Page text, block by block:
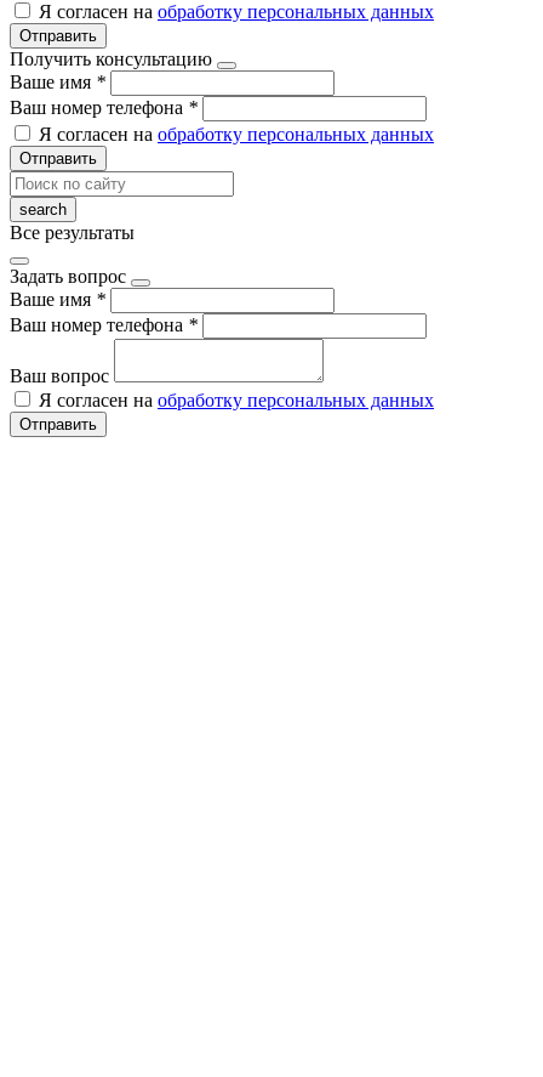
Я согласен на обработку персональных данных
Отправить
Получить консультацию
Ваше имя *
Ваш номер телефона *
Я согласен на обработку персональных данных
Отправить
Все результаты
Задать вопрос
Ваше имя *
Ваш номер телефона *
Ваш вопрос
Я согласен на обработку персональных данных
Отправить